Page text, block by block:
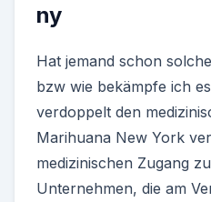
ny
Hat jemand schon
bzw wie bekämpfe ich
verdoppelt den
Marihuana New York
medizinischen Zugang
Unternehmen, die am